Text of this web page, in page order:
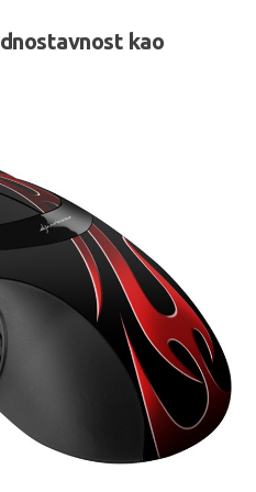
kao